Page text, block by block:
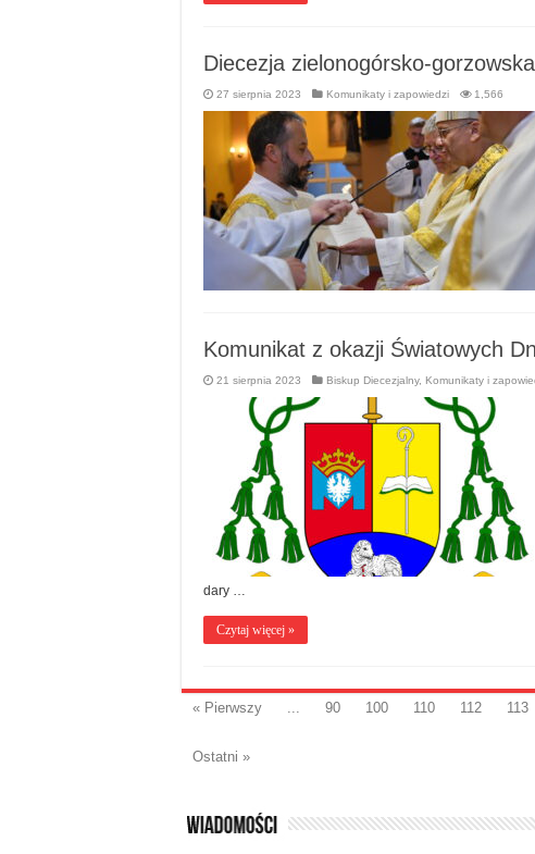
Diecezja zielonogórsko-
27 sierpnia 2023 Komunikaty i zapowiedzi 1,566
Komunikat z okazji Światowych
21 sierpnia 2023 Biskup Diecezjalny, Komunikaty i
dary …
Czytaj więcej »
« Pierwszy ... 90 100 110 112 113
Ostatni »